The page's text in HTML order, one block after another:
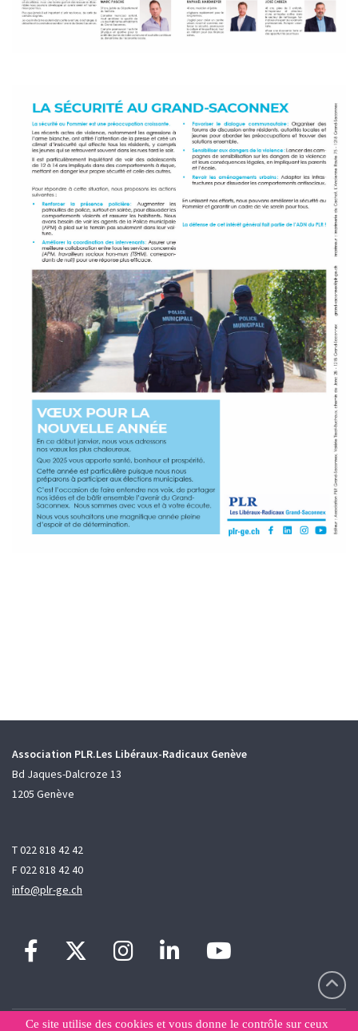
Association PLR.Les Libéraux-Radicaux Genève
Bd Jaques-Dalcroze 13
1205 Genève
T 022 818 42 42
F 022 818 42 40
info@plr-ge.ch
Contact Sitemap Déclaration de confidentialité
Ce site utilise des cookies et vous donne le contrôle sur ceux